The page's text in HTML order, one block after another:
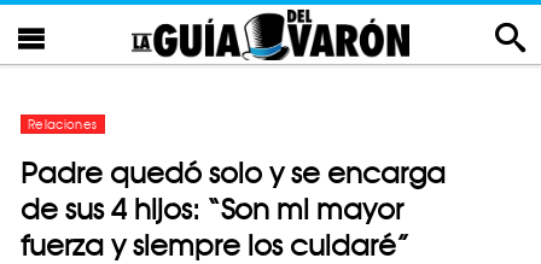
Relaciones
Padre quedó solo y se encarga
de sus 4 hijos: “Son mi mayor
fuerza y siempre los cuidaré”